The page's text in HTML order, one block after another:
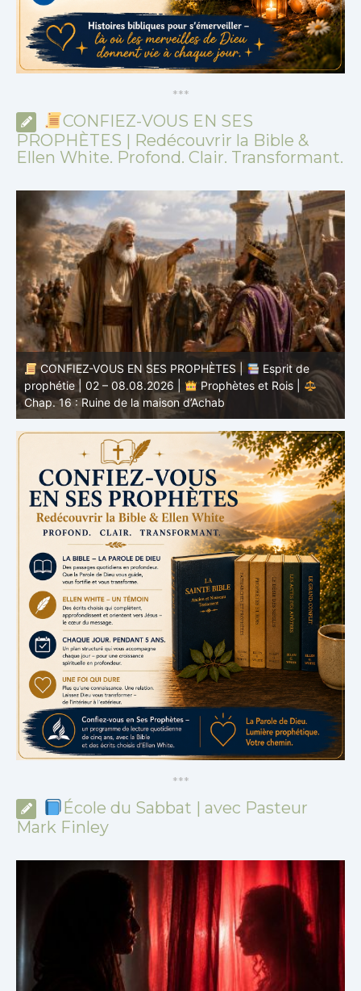
***
CONFIEZ-VOUS EN SES
PROPHÈTES | Redécouvrir la Bible &
Ellen White. Profond. Clair. Transformant.
CONFIEZ-VOUS EN SES PROPHÈTES |
Étude
biblique | 02.08.2026 |
Job |
Chap.37 – Devant la
voix de Dieu
***
École du Sabbat | avec Pasteur
Mark Finley